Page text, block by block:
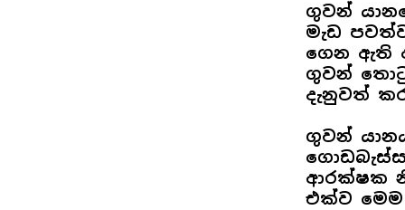
ගුවන්
මැඩ
ගෙන ඇති
ගුවන්
දැනුවත්
ගුවන්
ආරක්ෂක
එක්ව